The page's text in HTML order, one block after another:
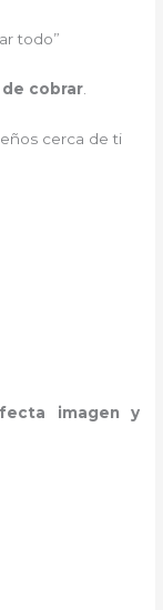
todo”
cobrar.
cerca de ti
imagen y